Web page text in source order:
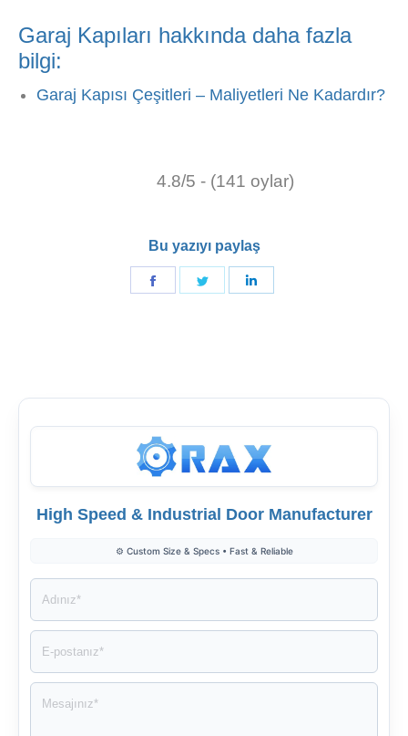
Garaj Kapıları hakkında daha fazla
bilgi:
Garaj Kapısı Çeşitleri – Maliyetleri Ne Kadardır?
4.8/5 - (141 oylar)
Bu yazıyı paylaş
Facebook'deTwitter'de
High Speed & Industrial Door Manufacturer
⚙️ Custom Size & Specs • Fast & Reliable